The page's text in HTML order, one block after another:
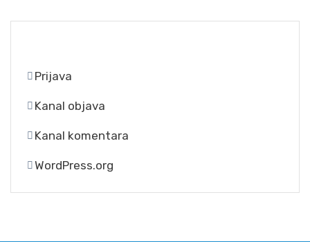
Prijava
Kanal objava
Kanal komentara
WordPress.org